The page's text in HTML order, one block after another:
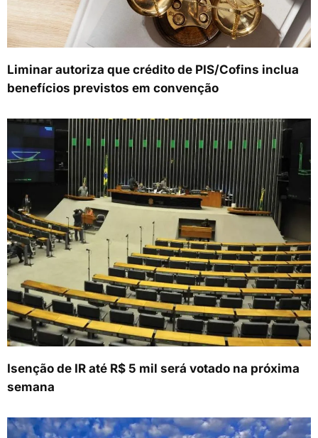
Liminar autoriza que crédito de PIS/Cofins inclua
benefícios previstos em convenção
Isenção de IR até R$ 5 mil será votado na próxima
semana